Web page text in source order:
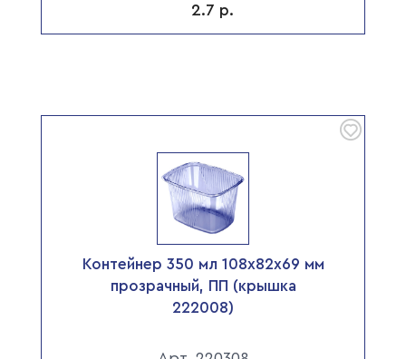
2.7 р.
Контейнер 350 мл 108х82х69 мм
прозрачный, ПП (крышка
222008)